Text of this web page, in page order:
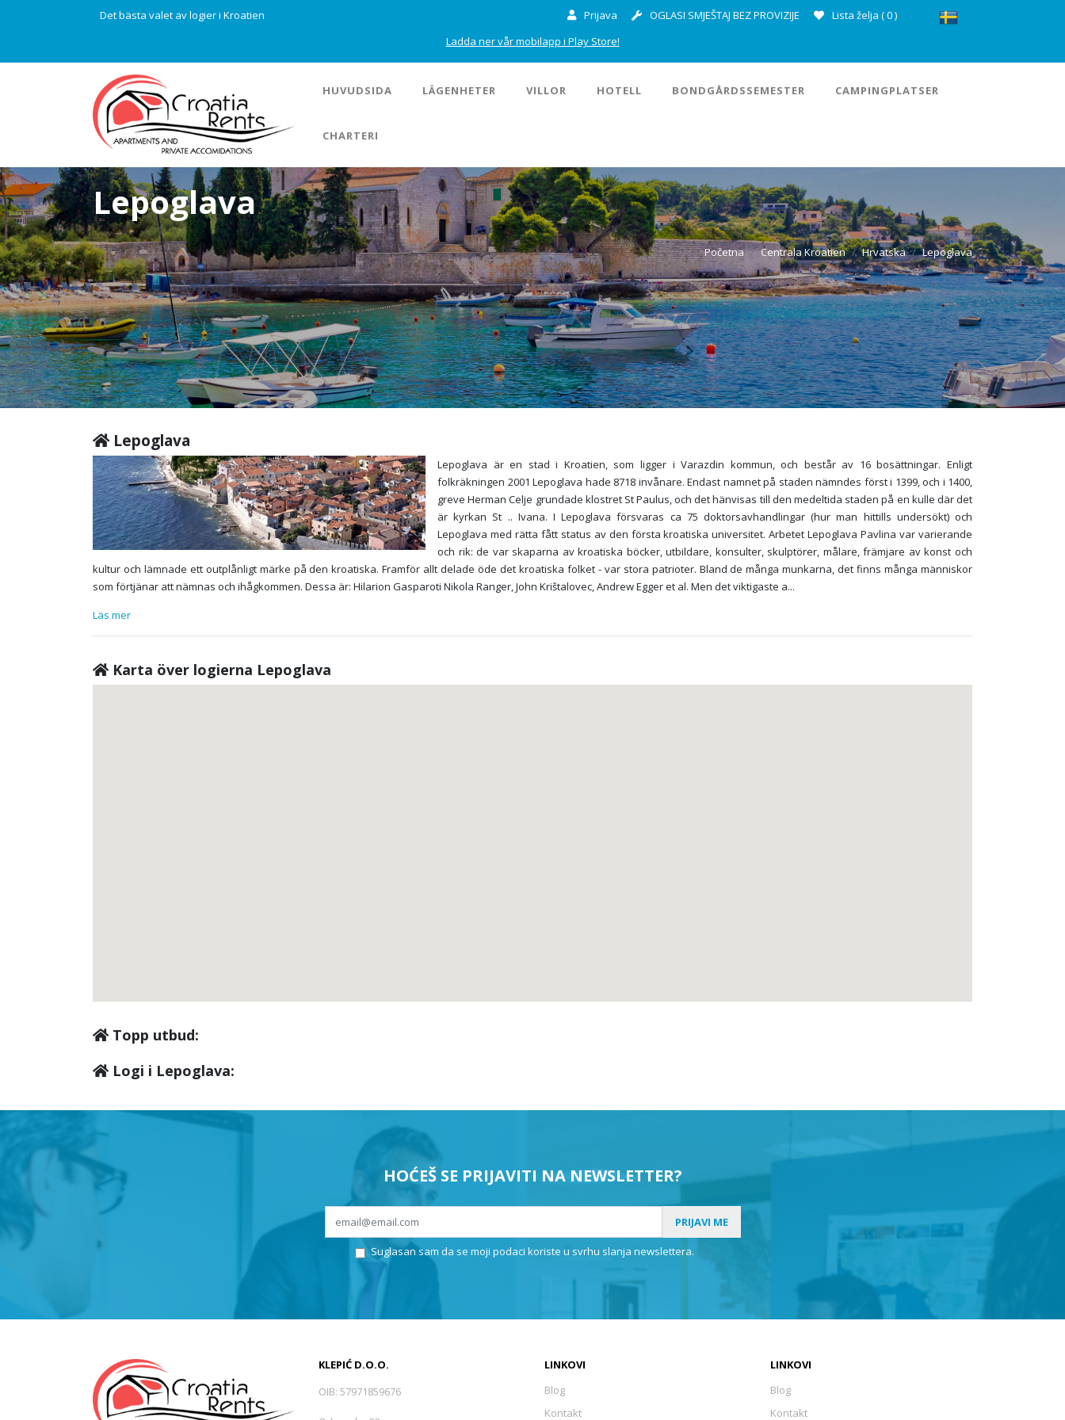
Det bästa valet av logier i Kroatien Prijava OGLASI SMJEŠTAJ BEZ PROVIZIJE Lista želja (0)
Ladda ner vår mobilapp i Play Store!
HUVUDSIDA LÄGENHETER VILLOR HOTELL BONDGÅRDSSEMESTER CAMPINGPLATSER
CHARTERI
Lepoglava
Početna Centrala Kroatien Hrvatska Lepoglava
Lepoglava
Lepoglava är en stad i Kroatien, som ligger i Varazdin kommun, och består av 16 bosättningar. Enligt
folkräkningen 2001 Lepoglava hade 8718 invånare. Endast namnet på staden nämndes först i 1399, och i 1400,
greve Herman Celje grundade klostret St Paulus, och det hänvisas till den medeltida staden på en kulle där det
är kyrkan St .. Ivana. I Lepoglava försvaras ca 75 doktorsavhandlingar (hur man hittills undersökt) och
Lepoglava med rätta fått status av den första kroatiska universitet. Arbetet Lepoglava Pavlina var varierande
och rik: de var skaparna av kroatiska böcker, utbildare, konsulter, skulptörer, målare, främjare av konst och
kultur och lämnade ett outplånligt märke på den kroatiska. Framför allt delade öde det kroatiska folket - var stora patrioter. Bland de många munkarna, det finns många människor
som förtjänar att nämnas och ihågkommen. Dessa är: Hilarion Gasparoti Nikola Ranger, John Krištalovec, Andrew Egger et al. Men det viktigaste a...
Läs mer
Karta över logierna Lepoglava
Topp utbud:
Logi i Lepoglava:
HOĆEŠ SE PRIJAVITI NA NEWSLETTER?
PRIJAVI ME
Suglasan sam da se moji podaci koriste u svrhu slanja newslettera.
KLEPIĆ D.O.O.
OIB: 57971859676
LINKOVI
Blog
Kontakt
LINKOVI
Blog
Kontakt